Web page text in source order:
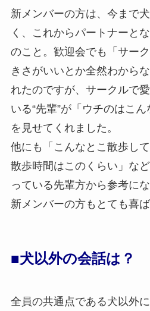
新メンバーの方は、今まで
く、これからパートナーと
のこと。歓迎会でも「サー
きさがいいとか全然わから
れたのですが、サークルで
いる“先輩”が「ウチのはこ
を見せてくれました。
他にも「こんなとこ散歩し
散歩時間はこのくらい」な
っている先輩方から参考に
新メンバーの方もとても喜ば
■犬以外の会話は？
全員の共通点である犬以外